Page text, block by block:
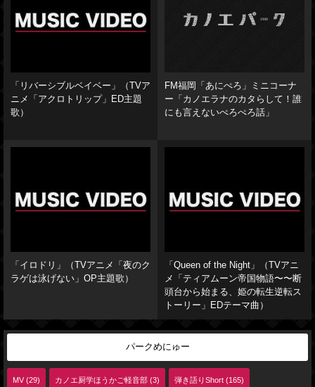
「リバーシブルベイベー」（TVア
ニメ「アクロトリップ」ED主題
歌）
FM福岡「あにぺろ」ミニコーナ
ー「カノエラナのカタらして！誰
にも言えないぺろぺろ話」
「イロドリ」（TVアニメ「夜のク
ラゲは泳げない」OP主題歌）
「Queen of the Night」（TVアニ
メ「ティアムーン帝国物語〜〜断
頭台から始まる、姫の転生逆転ス
トーリー」EDテーマ曲）
パークめにゅー
MV (29) カノエ厨学ほうかご軽音部 (3) 弾き語りShort (165)